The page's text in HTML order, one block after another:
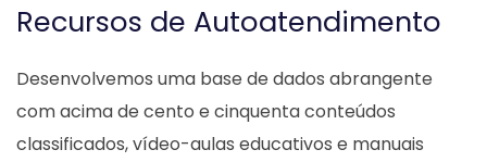
Recursos de Autoatendimento
Desenvolvemos uma base de dados abrangente
com acima de cento e cinquenta conteúdos
classificados, vídeo-aulas educativos e manuais